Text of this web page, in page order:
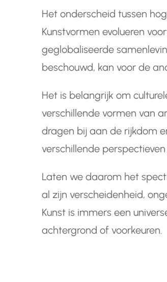
Het onderscheid tussen
Kunstvormen evolueren
geglobaliseerde
beschouwd, kan voor de
Het is belangrijk om
verschillende vormen van
dragen bij aan de rijkdom
verschillende
Laten we daarom het
al zijn verscheidenheid,
Kunst is immers een
achtergrond of voorkeuren.